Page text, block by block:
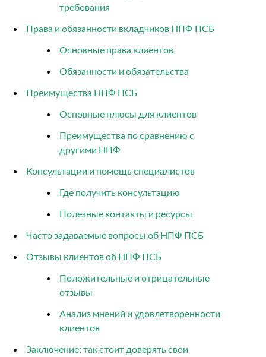
требования
Права и обязанности вкладчиков НПФ ПСБ
Основные права клиентов
Обязанности и обязательства
Преимущества НПФ ПСБ
Основные плюсы для клиентов
Преимущества по сравнению с
другими НПФ
Консультации и помощь специалистов
Где получить консультацию
Полезные контакты и ресурсы
Часто задаваемые вопросы об НПФ ПСБ
Отзывы клиентов об НПФ ПСБ
Положительные и отрицательные
отзывы
Анализ мнений и удовлетворенности
клиентов
Заключение: так стоит доверять свои